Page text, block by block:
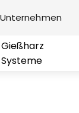
Unternehmen
Gießharz
Systeme